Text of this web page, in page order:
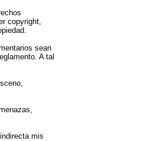
copyright,
sean
A tal
mis